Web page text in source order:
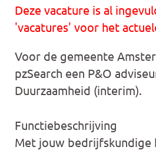
Deze vacature is al
'vacatures' voor het
Voor de gemeente
pzSearch een P&O
Duurzaamheid (interim).
Functiebeschrijving
Met jouw bedrijfskundige